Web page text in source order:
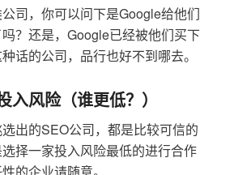
司，你可以问下是Google给他们
？还是，Google已经被他们买下
话的公司，品行也好不到哪去。
入风险（谁更低？）
出的SEO公司，都是比较可信的
择一家投入风险最低的进行合作